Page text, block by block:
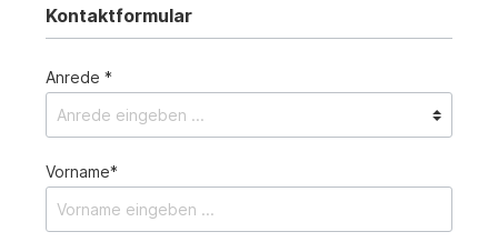
Kontaktformular
Anrede *
Vorname*